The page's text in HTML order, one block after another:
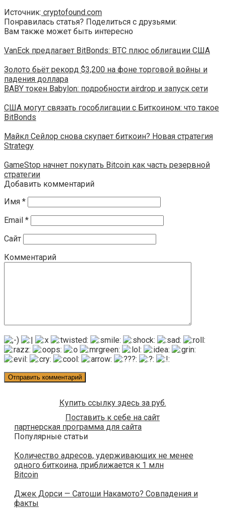
Источник: cryptofound.com
Понравилась статья? Поделиться с друзьями:
Вам также может быть интересно
VanEck предлагает BitBonds: BTC плюс облигации США
Золото бьёт рекорд $3,200 на фоне торговой войны и
падения доллара
BABY токен Babylon: подробности airdrop и запуск сети
США могут связать гособлигации с Биткоином: что такое
BitBonds
Майкл Сейлор снова скупает биткоин? Новая стратегия
Strategy
GameStop начнет покупать Bitcoin как часть резервной
стратегии
Добавить комментарий
Имя *
Email *
Сайт
Комментарий
Купить ссылку здесь за руб.
Поставить к себе на сайт
партнерская программа для сайта
Популярные статьи
Количество адресов, удерживающих не менее
одного биткоина, приближается к 1 млн
Bitcoin
Джек Дорси — Сатоши Накамото? Совпадения и
факты